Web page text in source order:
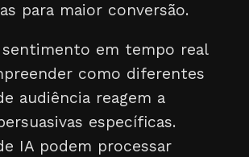
para maior conversão.
sentimento em tempo real
como diferentes
audiência reagem a
específicas.
IA podem processar